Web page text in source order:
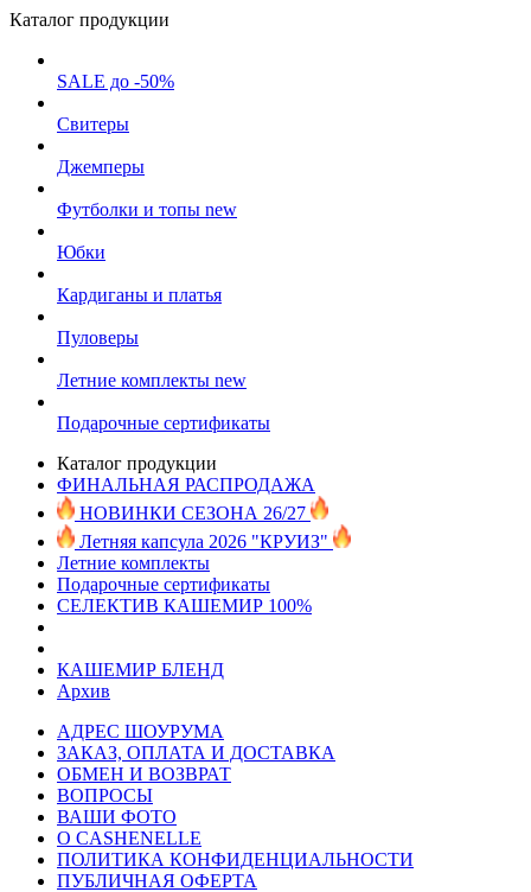
Каталог продукции
SALE до -50%
Свитеры
Джемперы
Футболки и топы new
Юбки
Кардиганы и платья
Пуловеры
Летние комплекты new
Подарочные сертификаты
Каталог продукции
ФИНАЛЬНАЯ РАСПРОДАЖА
НОВИНКИ СЕЗОНА 26/27
Летняя капсула 2026 "КРУИЗ"
Летние комплекты
Подарочные сертификаты
СЕЛЕКТИВ КАШЕМИР 100%
КАШЕМИР БЛЕНД
Архив
АДРЕС ШОУРУМА
ЗАКАЗ, ОПЛАТА И ДОСТАВКА
ОБМЕН И ВОЗВРАТ
ВОПРОСЫ
ВАШИ ФОТО
О CASHENELLE
ПОЛИТИКА КОНФИДЕНЦИАЛЬНОСТИ
ПУБЛИЧНАЯ ОФЕРТА